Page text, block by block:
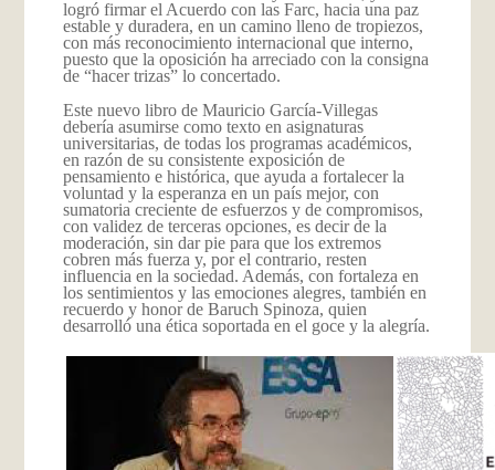
logró firmar el Acuerdo con las Farc, hacia una paz
estable y duradera, en un camino lleno de tropiezos,
con más reconocimiento internacional que interno,
puesto que la oposición ha arreciado con la consigna
de “hacer trizas” lo concertado.
Este nuevo libro de Mauricio García-Villegas
debería asumirse como texto en asignaturas
universitarias, de todas los programas académicos,
en razón de su consistente exposición de
pensamiento e histórica, que ayuda a fortalecer la
voluntad y la esperanza en un país mejor, con
sumatoria creciente de esfuerzos y de compromisos,
con validez de terceras opciones, es decir de la
moderación, sin dar pie para que los extremos
cobren más fuerza y, por el contrario, resten
influencia en la sociedad. Además, con fortaleza en
los sentimientos y las emociones alegres, también en
recuerdo y honor de Baruch Spinoza, quien
desarrolló una ética soportada en el goce y la alegría.